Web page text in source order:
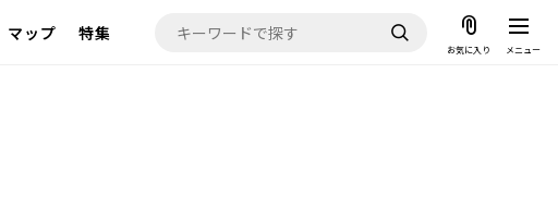
マップ 特集
お気に入り メニュー